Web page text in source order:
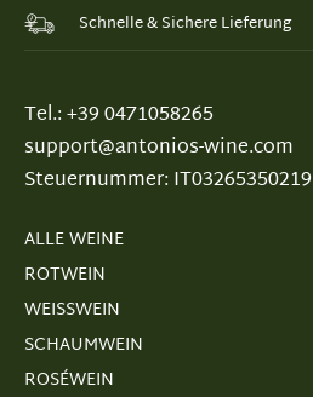
Schnelle & Sichere Lieferung
Tel.: +39 0471058265
support@antonios-wine.com
Steuernummer: IT03265350219
ALLE WEINE
ROTWEIN
WEISSWEIN
SCHAUMWEIN
ROSÉWEIN